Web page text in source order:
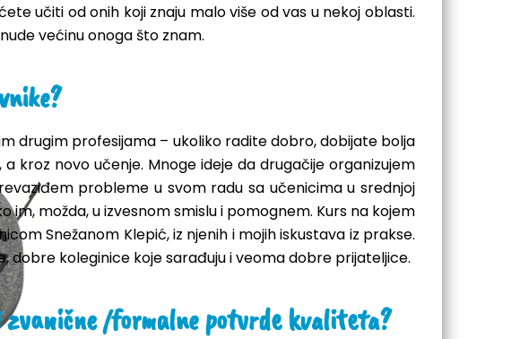
učiti od onih koji znaju malo više od vas u nekoj oblasti.
većinu onoga što znam.
drugim profesijama – ukoliko radite dobro, dobijate bolja
kroz novo učenje. Mnoge ideje da drugačije organizujem
probleme u svom radu sa učenicima u srednjoj
možda, u izvesnom smislu i pomognem. Kurs na kojem
Snežanom Klepić, iz njenih i mojih iskustava iz prakse.
dobre koleginice koje sarađuju i veoma dobre prijateljice.
/formalne potvrde kvaliteta?